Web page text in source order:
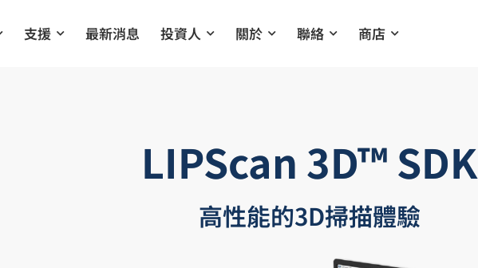
支援 最新消息 投資人 關於 聯絡 商店
LIPScan 3D™ SDK
高性能的3D掃描體驗